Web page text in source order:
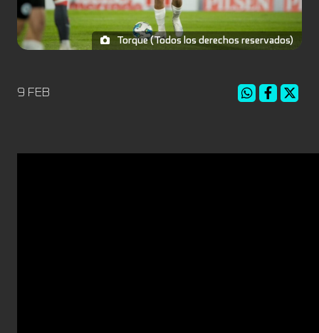
Torque (Todos los derechos reservados)
9 FEB